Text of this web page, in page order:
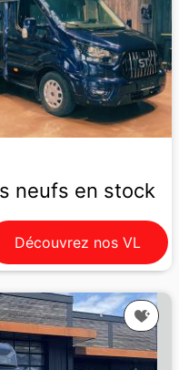
neufs en stock
Découvrez nos VL